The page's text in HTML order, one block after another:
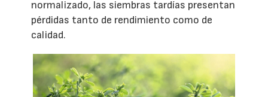
normalizado, las siembras tardías presentan
pérdidas tanto de rendimiento como de
calidad.